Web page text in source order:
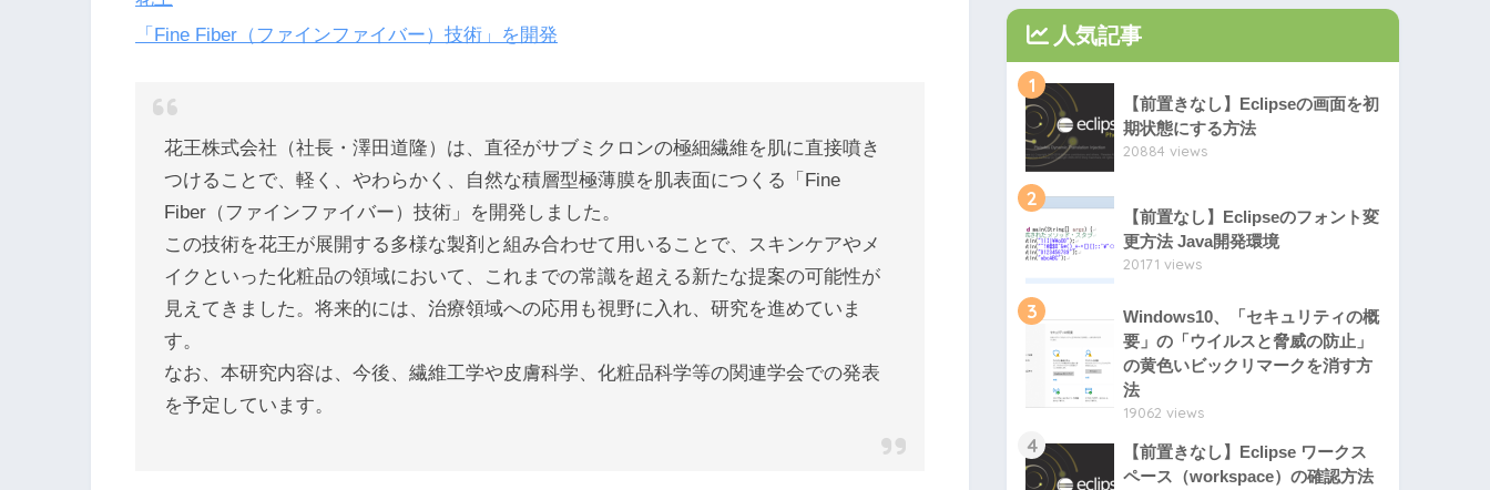
「Fine Fiber（ファインファイバー）技術」を開発
花王株式会社（社長・澤田道隆）は、直径がサブミクロンの極細繊維を肌に直接噴き
つけることで、軽く、やわらかく、自然な積層型極薄膜を肌表面につくる「Fine
Fiber（ファインファイバー）技術」を開発しました。
この技術を花王が展開する多様な製剤と組み合わせて用いることで、スキンケアやメ
イクといった化粧品の領域において、これまでの常識を超える新たな提案の可能性が
見えてきました。将来的には、治療領域への応用も視野に入れ、研究を進めていま
す。
なお、本研究内容は、今後、繊維工学や皮膚科学、化粧品科学等の関連学会での発表
を予定しています。
人気記事
1
【前置きなし】Eclipseの画面を初
期状態にする方法
20884 views
2
【前置なし】Eclipseのフォント変
更方法 Java開発環境
20171 views
3
Windows10、「セキュリティの概
要」の「ウイルスと脅威の防止」
の黄色いビックリマークを消す方
法
19062 views
4
【前置きなし】Eclipse ワークス
ペース（workspace）の確認方法